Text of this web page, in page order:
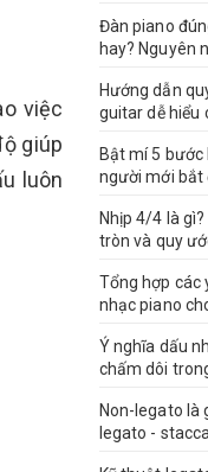
việc
giúp
luôn
Đàn piano
hay? Nguyên
Hướng dẫn
guitar dễ hiểu
Bật mí 5
người mới bắt
Nhịp 4/4 là
tròn và quy
Tổng hợp các
nhạc piano
Ý nghĩa dấu
chấm dôi
Non-legato là
legato -